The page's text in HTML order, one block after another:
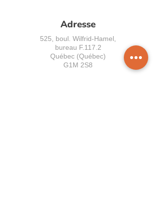
Adresse
525, boul. Wilfrid-Hamel,
bureau F.117.2
Québec (Québec)
G1M 2S8